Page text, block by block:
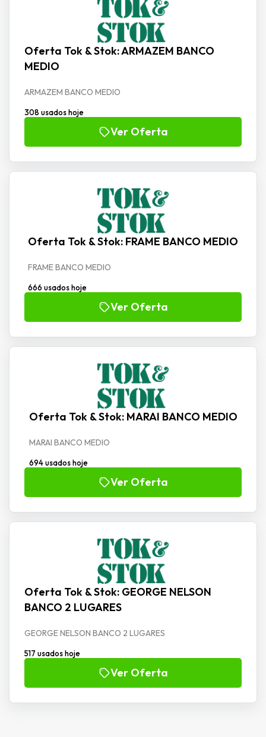
Oferta Tok & Stok: ARMAZEM BANCO
MEDIO
ARMAZEM BANCO MEDIO
308 usados hoje
Ver Oferta
Oferta Tok & Stok: FRAME BANCO MEDIO
FRAME BANCO MEDIO
666 usados hoje
Ver Oferta
Oferta Tok & Stok: MARAI BANCO MEDIO
MARAI BANCO MEDIO
694 usados hoje
Ver Oferta
Oferta Tok & Stok: GEORGE NELSON
BANCO 2 LUGARES
GEORGE NELSON BANCO 2 LUGARES
517 usados hoje
Ver Oferta